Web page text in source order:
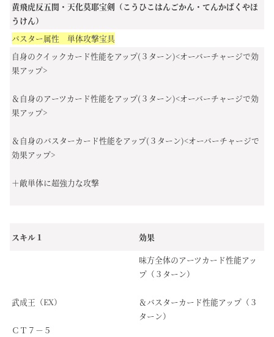
黄飛虎反五関・天化莫耶宝剣（こうひこはんごかん・てんかばくやほ
うけん）
バスター属性 単体攻撃宝具
自身のクイックカード性能をアップ(３ターン)<オーバーチャージで効
果アップ>
＆自身のアーツカード性能をアップ(３ターン)<オーバーチャージで効
果アップ>
＆自身のバスターカード性能をアップ(３ターン)<オーバーチャージで
効果アップ>
＋敵単体に超強力な攻撃
スキル１ 効果
武成王（EX）
ＣＴ７－５
味方全体のアーツカード性能アッ
プ（３ターン）
＆バスターカード性能アップ（３
ターン）